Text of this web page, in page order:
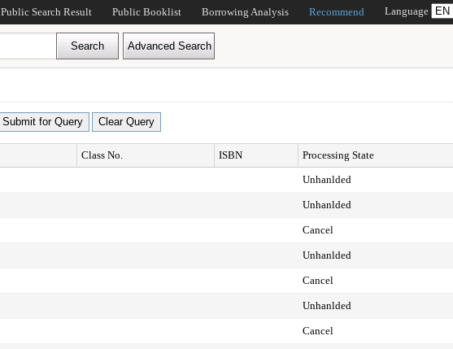
Public Search Result Public Booklist Borrowing Analysis Recommend Language
Class No. ISBN Processing State
Unhanlded
Unhanlded
Cancel
Unhanlded
Cancel
Unhanlded
Cancel